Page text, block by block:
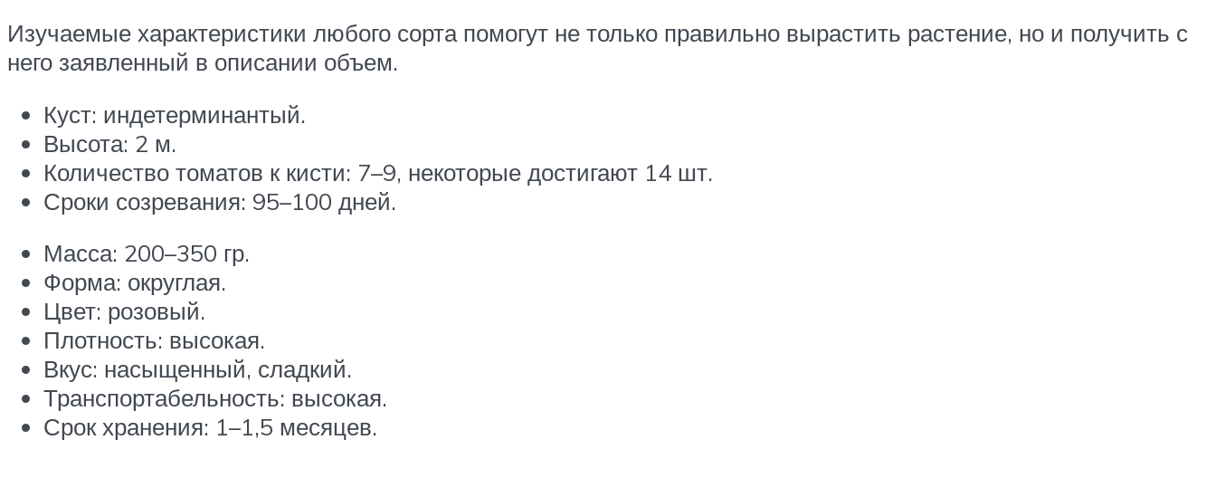
Изучаемые характеристики любого сорта помогут не только правильно вырастить растение, но и получить с
него заявленный в описании объем.
Куст: индетерминантый.
Высота: 2 м.
Количество томатов к кисти: 7–9, некоторые достигают 14 шт.
Сроки созревания: 95–100 дней.
Масса: 200–350 гр.
Форма: округлая.
Цвет: розовый.
Плотность: высокая.
Вкус: насыщенный, сладкий.
Транспортабельность: высокая.
Срок хранения: 1–1,5 месяцев.